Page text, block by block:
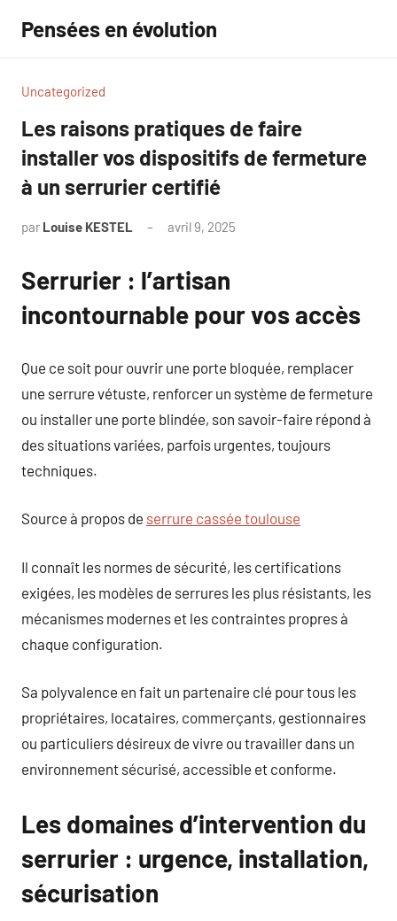
contenu
Pensées en évolution
Uncategorized
Les raisons pratiques de faire
installer vos dispositifs de fermeture
à un serrurier certifié
par Louise KESTEL avril 9, 2025
Serrurier : l’artisan
incontournable pour vos accès
Que ce soit pour ouvrir une porte bloquée, remplacer
une serrure vétuste, renforcer un système de fermeture
ou installer une porte blindée, son savoir-faire répond à
des situations variées, parfois urgentes, toujours
techniques.
Source à propos de serrure cassée toulouse
Il connaît les normes de sécurité, les certifications
exigées, les modèles de serrures les plus résistants, les
mécanismes modernes et les contraintes propres à
chaque configuration.
Sa polyvalence en fait un partenaire clé pour tous les
propriétaires, locataires, commerçants, gestionnaires
ou particuliers désireux de vivre ou travailler dans un
environnement sécurisé, accessible et conforme.
Les domaines d’intervention du
serrurier : urgence, installation,
sécurisation